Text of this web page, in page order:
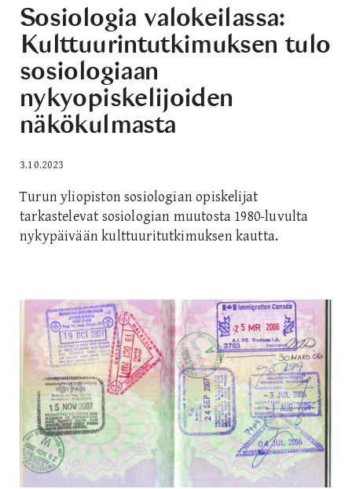
Sosiologia valokeilassa:
Kulttuurintutkimuksen tulo
sosiologiaan
nykyopiskelijoiden
näkökulmasta
3.10.2023
Turun yliopiston sosiologian opiskelijat
tarkastelevat sosiologian muutosta 1980-luvulta
nykypäivään kulttuuritutkimuksen kautta.